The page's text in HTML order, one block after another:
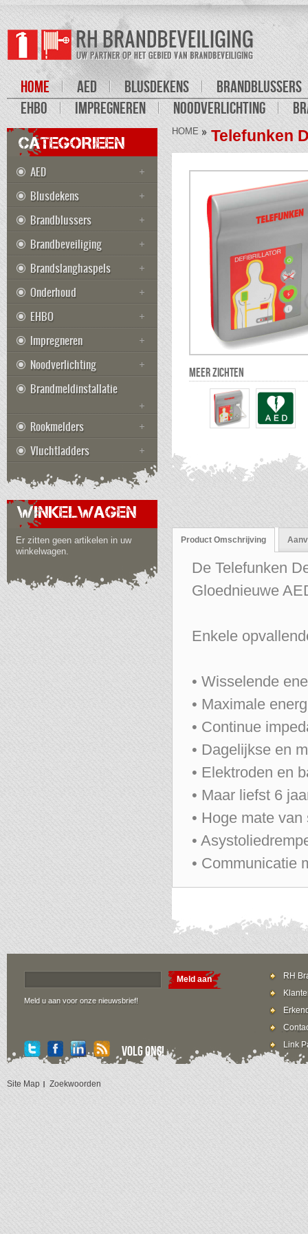
HOME AED BLUSDEKENS
BRANDBLUSSERS
EHBO
IMPREGNEREN NOODVERLICHTING
HOME Telefunken
MEER ZICHTEN
Product Omschrijving
De Telefunken
Gloednieuwe
Enkele
• Wisselende
• Maximale
• Continue
• Dagelijkse en
• Elektroden en
• Maar liefst 6
• Hoge mate
•
• Communicatie
CATEGORIEEN
AED
Blusdekens
Brandblussers
Brandbeveiliging
Brandslanghaspels
Onderhoud
EHBO
Impregneren
Noodverlichting
Brandmeldinstallatie
Rookmelders
Vluchtladders
WINKELWAGEN
Er zitten geen artikelen in uw
winkelwagen.
Meld aan
Meld u aan voor onze nieuwsbrief!
RH
Link
Volg ons!
Site Map Zoekwoorden